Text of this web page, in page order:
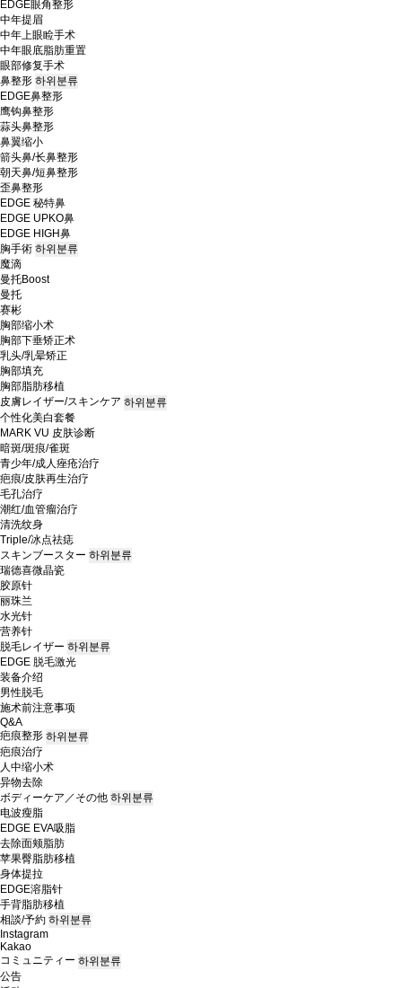
EDGE眼角整形
中年提眉
中年上眼睑手术
中年眼底脂肪重置
眼部修复手术
鼻整形 하위분류
EDGE鼻整形
鹰钩鼻整形
蒜头鼻整形
鼻翼缩小
箭头鼻/长鼻整形
朝天鼻/短鼻整形
歪鼻整形
EDGE 秘特鼻
EDGE UPKO鼻
EDGE HIGH鼻
胸手術 하위분류
魔滴
曼托Boost
曼托
赛彬
胸部缩小术
胸部下垂矫正术
乳头/乳晕矫正
胸部填充
胸部脂肪移植
皮膚レイザー/スキンケア 하위분류
个性化美白套餐
MARK VU 皮肤诊断
暗斑/斑痕/雀斑
青少年/成人痤疮治疗
疤痕/皮肤再生治疗
毛孔治疗
潮红/血管瘤治疗
清洗纹身
Triple/冰点祛痣
スキンブースター 하위분류
瑞德喜微晶瓷
胶原针
丽珠兰
水光针
营养针
脱毛レイザー 하위분류
EDGE 脱毛激光
装备介绍
男性脱毛
施术前注意事项
Q&A
疤痕整形 하위분류
疤痕治疗
人中缩小术
异物去除
ボディーケア／その他 하위분류
电波瘦脂
EDGE EVA吸脂
去除面颊脂肪
苹果臀脂肪移植
身体提拉
EDGE溶脂针
手背脂肪移植
相談/予約 하위분류
Instagram
Kakao
コミュニティー 하위분류
公告